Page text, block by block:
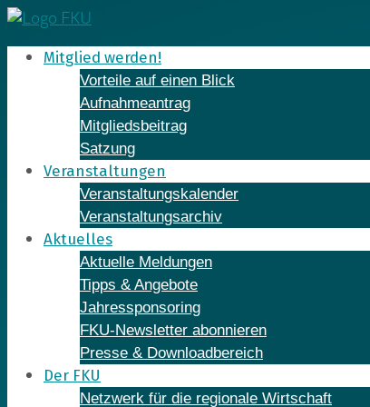
Skip
to
contentMitglied werden!
Vorteile auf einen Blick
Aufnahmeantrag
Mitgliedsbeitrag
Satzung
Veranstaltungen
Veranstaltungskalender
Veranstaltungsarchiv
Aktuelles
Aktuelle Meldungen
Tipps & Angebote
Jahressponsoring
FKU-Newsletter abonnieren
Presse & Downloadbereich
Der FKU
Netzwerk für die regionale Wirtschaft